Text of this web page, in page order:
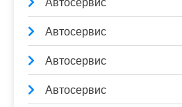
Автосервис
Автосервис
Автосервис